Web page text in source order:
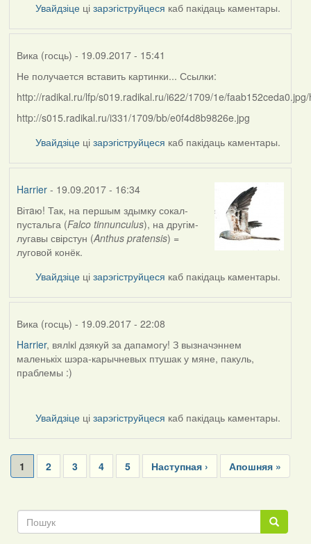
Увайдзіце цізарэгіструйцеся каб пакідаць каментары.
Вика (госць) - 19.09.2017 - 15:41
Не получается вставить картинки... Ссылки:
http://radikal.ru/lfp/s019.radikal.ru/i622/1709/1e/
http://s015.radikal.ru/i331/1709/bb/e0f4d8b9826e.jpg
Увайдзіце цізарэгіструйцеся каб пакідаць каментары.
Harrier- 19.09.2017 - 16:34
In
reply
to
by
Вика
Вітaю! Так, на першым здымку сокал-
пустальга (Falco tinnunculus), на другім-
лугавы свірстун (Anthus pratensis) =
луговой конёк.
Увайдзіце цізарэгіструйцеся каб пакідаць каментары.
Вика (госць) - 19.09.2017 - 22:08
Harrier, вялiкi дзякуй за дапамогу! З вызначэннем
маленькіх шэра-карычневых птушак у мяне, пакуль,
праблемы :)
Увайдзіце цізарэгіструйцеся каб пакідаць каментары.
Pagination
Current
page
1 Page
2 Page
3 Page
4 Page
5
Next
page
Наступная ›
Last
page
Апошняя »
Пошук
Пошук